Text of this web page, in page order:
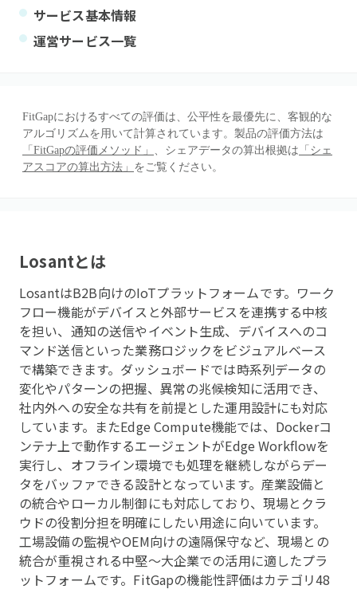
サービス基本情報
運営サービス一覧
FitGapにおけるすべての評価は、公平性を最優先に、客観的な
アルゴリズムを用いて計算されています。製品の評価方法は
「FitGapの評価メソッド」 、シェアデータの算出根拠は 「シェ
アスコアの算出方法」 をご覧ください。
Losantとは
LosantはB2B向けのIoTプラットフォームです。ワーク
フロー機能がデバイスと外部サービスを連携する中核
を担い、通知の送信やイベント生成、デバイスへのコ
マンド送信といった業務ロジックをビジュアルベース
で構築できます。ダッシュボードでは時系列データの
変化やパターンの把握、異常の兆候検知に活用でき、
社内外への安全な共有を前提とした運用設計にも対応
しています。またEdge Compute機能では、Dockerコ
ンテナ上で動作するエージェントがEdge Workflowを
実行し、オフライン環境でも処理を継続しながらデー
タをバッファできる設計となっています。産業設備と
の統合やローカル制御にも対応しており、現場とクラ
ウドの役割分担を明確にしたい用途に向いています。
工場設備の監視やOEM向けの遠隔保守など、現場との
統合が重視される中堅〜大企業での活用に適したプラ
ットフォームです。FitGapの機能性評価はカテゴリ48